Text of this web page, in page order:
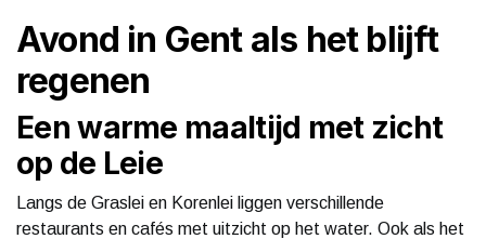
Avond in Gent als het blijft
regenen
Een warme maaltijd met zicht
op de Leie
Langs de Graslei en Korenlei liggen verschillende
restaurants en cafés met uitzicht op het water. Ook als het